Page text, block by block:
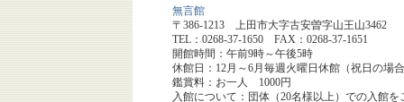
無言館
〒386-1213 上田市大字古安曽字山王山3462
TEL：0268-37-1650 FAX：0268-37-1651
開館時間：午前9時～午後5時
休館日：12月～6月毎週火曜日休館（祝日の場
鑑賞料：お一人 1000円
入館について：団体（20名様以上）での入館